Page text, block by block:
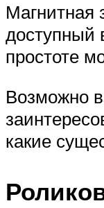
Магнитная
доступный
простоте
Возможно
какие